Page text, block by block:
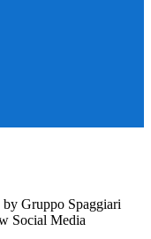
Gruppo Spaggiari
Social Media